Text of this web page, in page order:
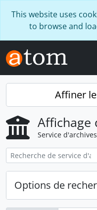
This website uses
to browse and
Affiner
Affichage
Service d'archives
Options de